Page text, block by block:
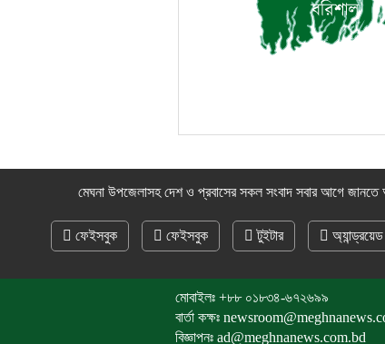
১০।
মারধরের চেষ্টা ও
অভিযোগ
মেঘনা উপজেলাসহ দেশ ও প্রবাসের সকল সংবাদ সবার আগে জানতে
ফেইসবুক ফেইসবুক টুইটার অ্যান্ড্রয়েড
মোবাইলঃ +৮৮ ০১৮৩৪-৬৭২৬৯৯
বার্তা কক্ষঃ
বিজ্ঞাপনঃ ad@meghnanews.com.bd